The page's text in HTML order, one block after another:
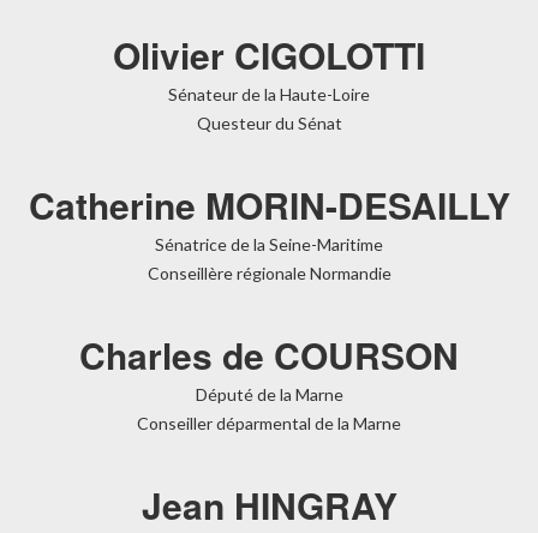
Olivier CIGOLOTTI
Sénateur de la Haute-Loire
Questeur du Sénat
Catherine MORIN-DESAILLY
Sénatrice de la Seine-Maritime
Conseillère régionale Normandie
Charles de COURSON
Député de la Marne
Conseiller déparmental de la Marne
Jean HINGRAY